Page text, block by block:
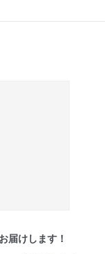
届けします！